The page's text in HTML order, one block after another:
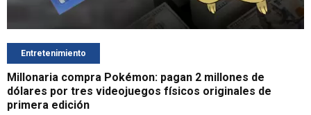
Entretenimiento
Millonaria compra Pokémon: pagan 2 millones de
dólares por tres videojuegos físicos originales de
primera edición